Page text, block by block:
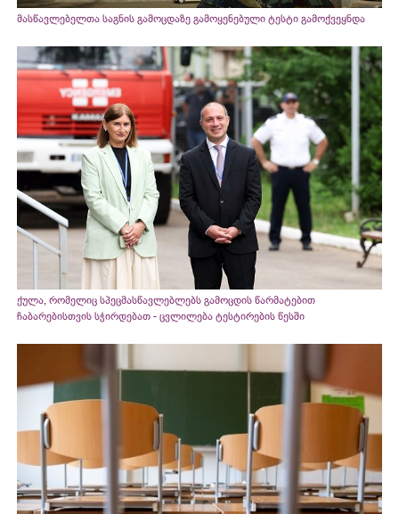
მასწავლებელთა საგნის გამოცდაზე გამოყენებული ტესტი გამოქვეყნდა
ქულა, რომელიც სპეცმასწავლებლებს გამოცდის წარმატებით
ჩაბარებისთვის სჭირდებათ - ცვლილება ტესტირების წესში